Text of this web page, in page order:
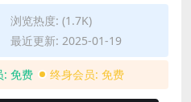
浏览热度: (1.7K)
最近更新: 2025-01-19
: 免费 终身会员: 免费